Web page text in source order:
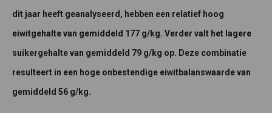
dit jaar heeft geanalyseerd, hebben een relatief hoog
eiwitgehalte van gemiddeld 177 g/kg. Verder valt het lagere
suikergehalte van gemiddeld 79 g/kg op. Deze combinatie
resulteert in een hoge onbestendige eiwitbalanswaarde van
gemiddeld 56 g/kg.